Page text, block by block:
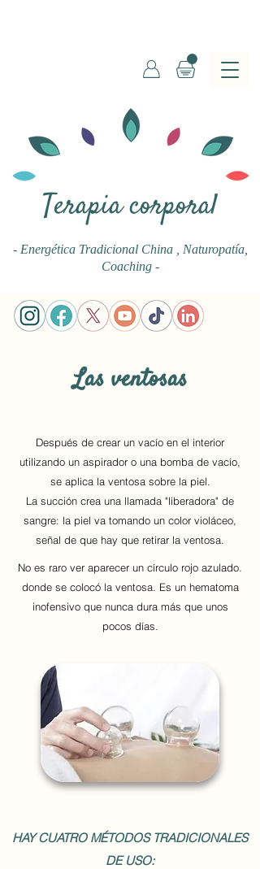
Terapia corporal
- Energética Tradicional China
, Naturopatía,
Coaching -
Las ventosas
Después de crear un vacío en el interior
utilizando un aspirador o una bomba de vacío,
se aplica la ventosa sobre la piel.
La succión crea una llamada "liberadora" de
sangre: la piel va tomando un color violáceo,
señal de que hay que retirar la ventosa.
No es raro ver aparecer un círculo rojo azulado.
donde se colocó la ventosa. Es un hematoma
inofensivo que nunca dura más que unos
pocos días.
HAY CUATRO MÉTODOS TRADICIONALES
DE USO: